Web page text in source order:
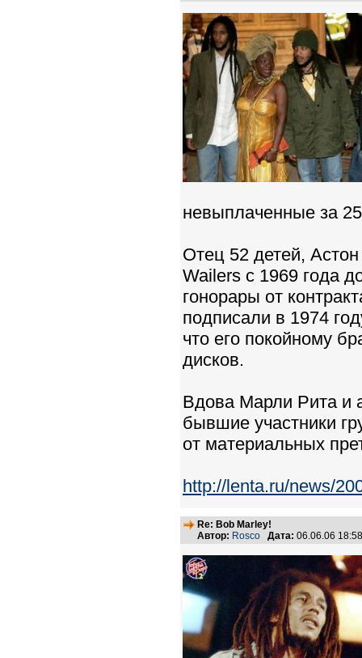
невыплаченные за
Отец 52 детей,
Wailers с 1969 года
гонорары от
подписали в 1974
что его покойному
дисков.
Вдова Марли Рита и
бывшие участники
от материальных
http://lenta.ru/news/
Re: Bob Marley!
Автор: Rosco Дата: 06.06.06